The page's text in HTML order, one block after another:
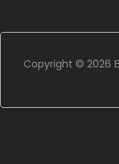
Copyright © 2026